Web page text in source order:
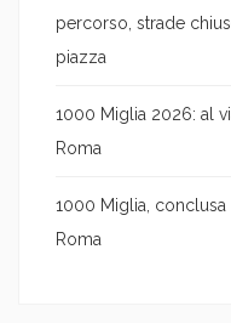
percorso, strade
piazza
1000 Miglia 2026: al
Roma
1000 Miglia, conclusa
Roma